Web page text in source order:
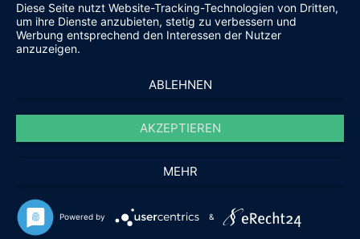
Diese Seite nutzt Website-Tracking-Technologien von Dritten,
um ihre Dienste anzubieten, stetig zu verbessern und
Werbung entsprechend den Interessen der Nutzer
anzuzeigen.
ABLEHNEN
AKZEPTIEREN
MEHR
Powered by &